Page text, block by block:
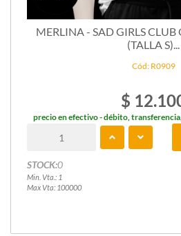
MERLINA - SAD GIRLS CLUB
(TALLA S)...
Cód: R0909
$
precio en efectivo - débito,
STOCK:0
Min. Vta.: 1
Max Vta: 100000